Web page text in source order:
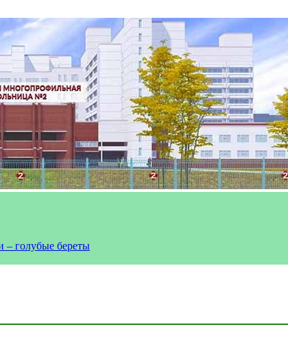
– голубые береты